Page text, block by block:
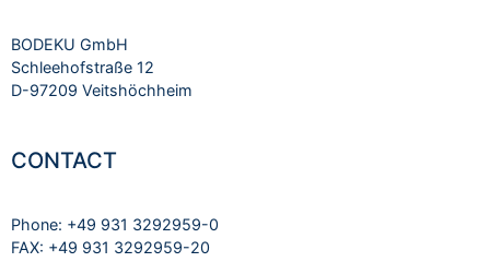
BODEKU GmbH
Schleehofstraße 12
D-97209 Veitshöchheim
CONTACT
Phone: +49 931 3292959-0
FAX: +49 931 3292959-20